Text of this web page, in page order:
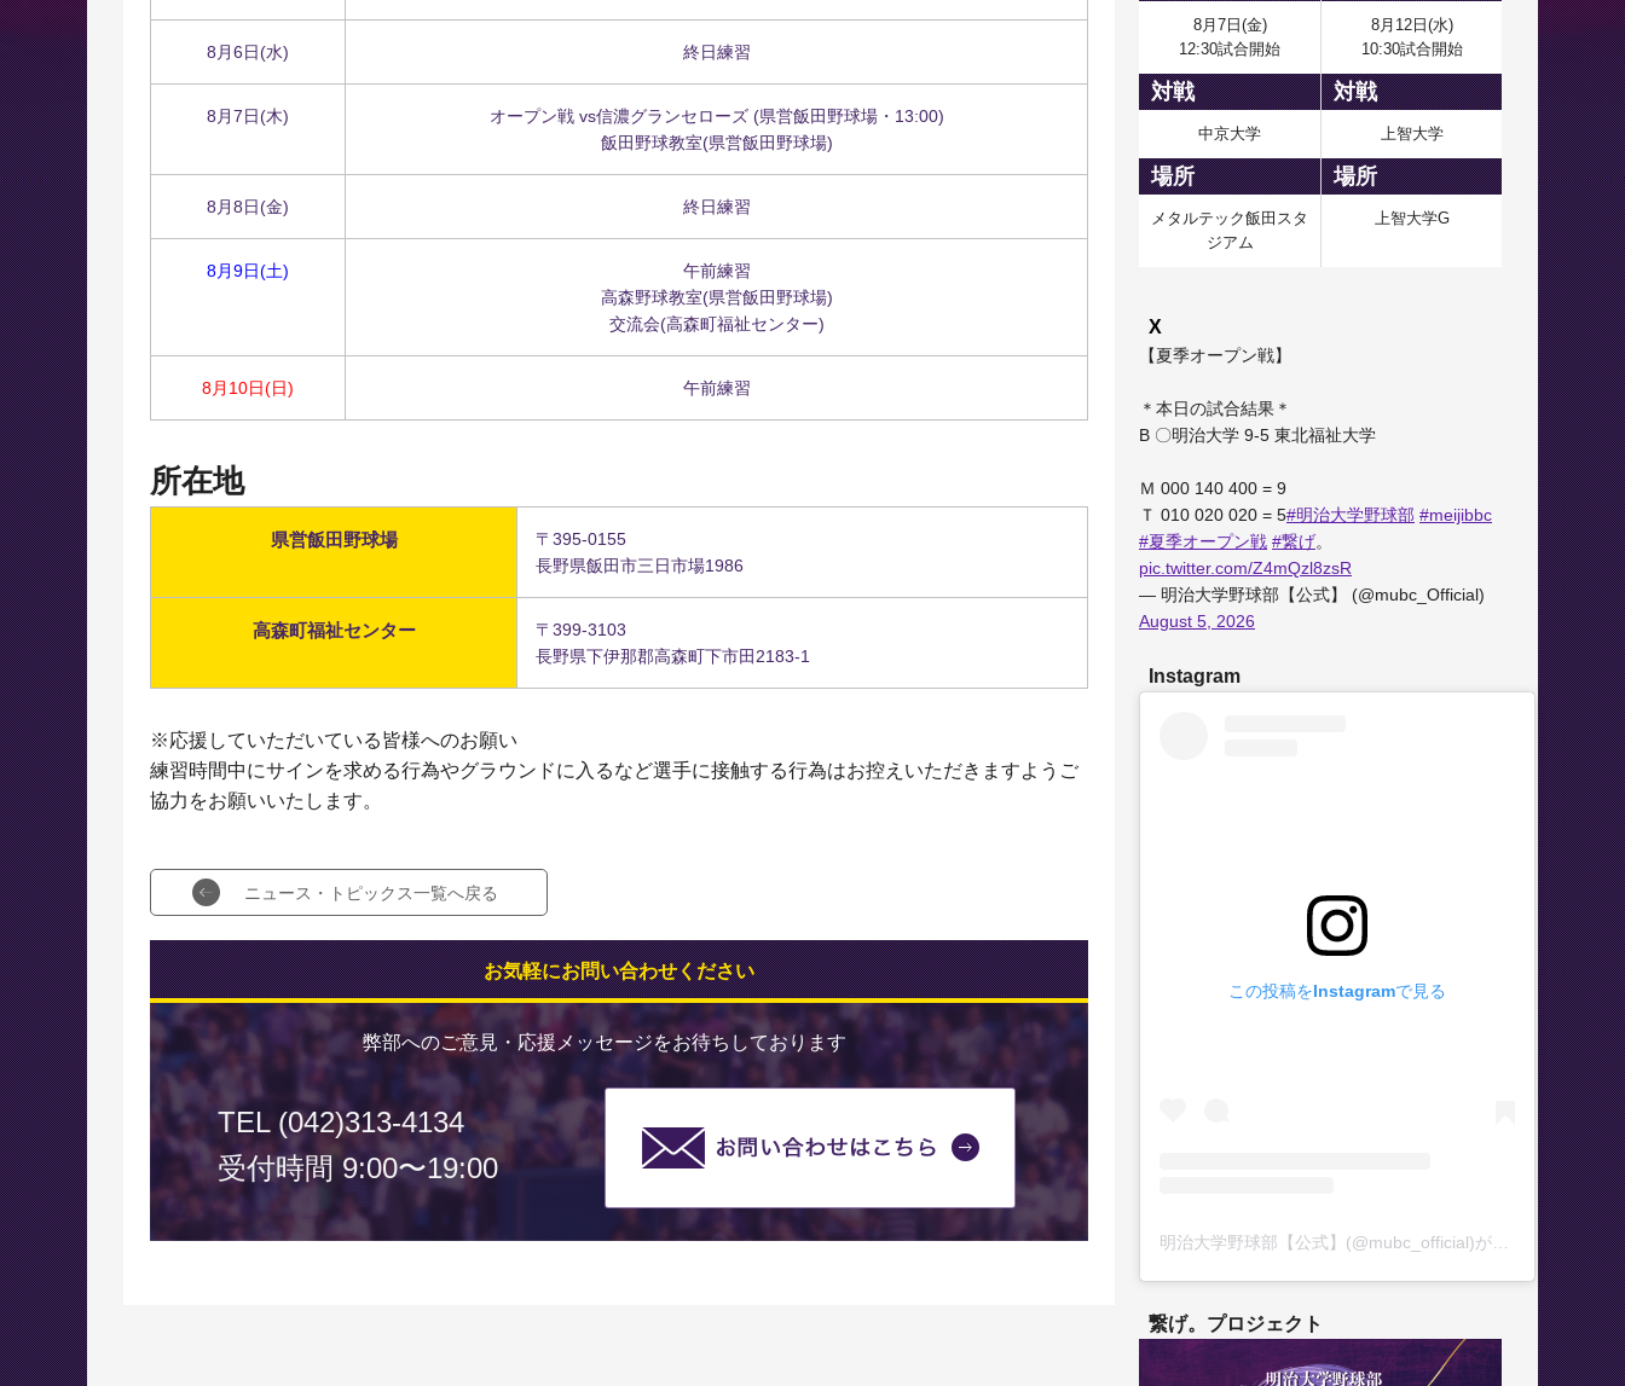
8月6日(水) 終日練習
8月7日(木)
オープン戦 vs信濃グランセローズ (県営飯田野球場・13:00)
飯田野球教室(県営飯田野球場)
8月8日(金) 終日練習
8月9日(土)
午前練習
高森野球教室(県営飯田野球場)
交流会(高森町福祉センター)
8月10日(日) 午前練習
所在地
県営飯田野球場
〒395-0155
長野県飯田市三日市場1986
高森町福祉センター
〒399-3103
長野県下伊那郡高森町下市田2183-1
※応援していただいている皆様へのお願い
練習時間中にサインを求める行為やグラウンドに入るなど選手に接触する行為はお控えいただきますようご
協力をお願いいたします。
ニュース・トピックス一覧へ戻る
お気軽にお問い合わせください
弊部へのご意見・応援メッセージをお待ちしております
TEL (042)313-4134
受付時間 9:00〜19:00
8月7日(金)
12:30試合開始
8月12日(水)
10:30試合開始
対戦 対戦
中京大学 上智大学
場所 場所
メタルテック飯田スタ
ジアム
上智大学G
X
【夏季オープン戦】
＊本日の試合結果＊
B 〇明治大学 9-5 東北福祉大学
Ｍ 000 140 400 = 9
Ｔ 010 020 020 = 5#明治大学野球部 #meijibbc
#夏季オープン戦 #繋げ。
pic.twitter.com/Z4mQzl8zsR
— 明治大学野球部【公式】 (@mubc_Official)
August 5, 2026
Instagram
この投稿をInstagramで見る
繋げ。プロジェクト